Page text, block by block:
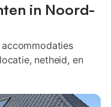
in Noord-
accommodaties
netheid, en